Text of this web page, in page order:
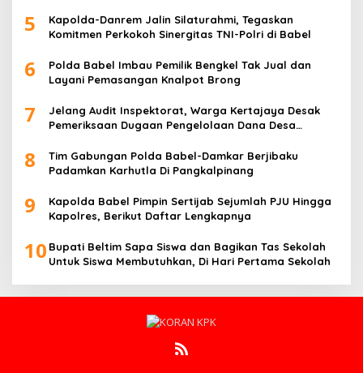
5
Kapolda-Danrem Jalin Silaturahmi, Tegaskan
Komitmen Perkokoh Sinergitas TNI-Polri di Babel
6
Polda Babel Imbau Pemilik Bengkel Tak Jual dan
Layani Pemasangan Knalpot Brong
7
Jelang Audit Inspektorat, Warga Kertajaya Desak
Pemeriksaan Dugaan Pengelolaan Dana Desa
8
Tim Gabungan Polda Babel-Damkar Berjibaku
Padamkan Karhutla Di Pangkalpinang
9
Kapolda Babel Pimpin Sertijab Sejumlah PJU Hingga
Kapolres, Berikut Daftar Lengkapnya
10 Bupati Beltim Sapa Siswa dan Bagikan Tas Sekolah
Untuk Siswa Membutuhkan, Di Hari Pertama Sekolah